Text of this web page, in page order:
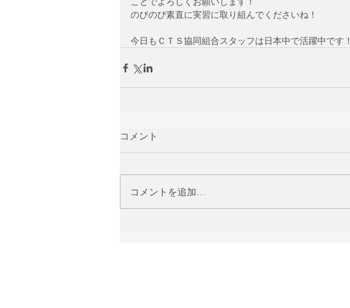
のびのび素直に実習に取り組んでくださいね！
今日もＣＴＳ協同組合スタッフは日本中で活躍中です！
コメント
コメントを追加…